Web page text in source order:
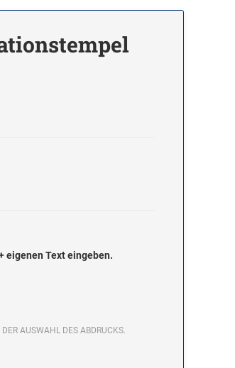
eigenen Text eingeben.
AUSWAHL DES ABDRUCKS.